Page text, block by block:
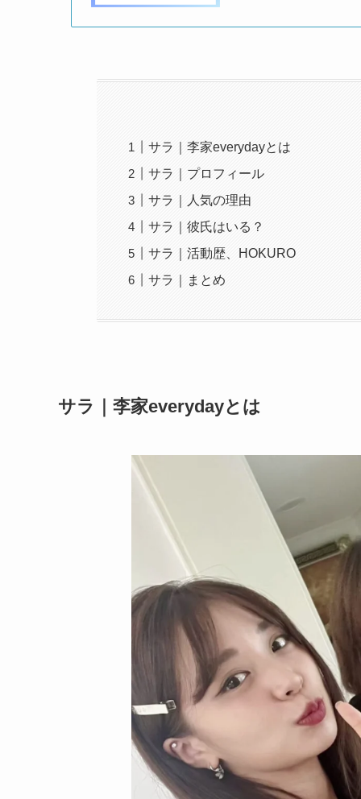
サラ｜李家everydayとは
サラ｜プロフィール
サラ｜人気の理由
サラ｜彼氏はいる？
サラ｜活動歴、HOKURO
サラ｜まとめ
サラ｜李家everydayとは